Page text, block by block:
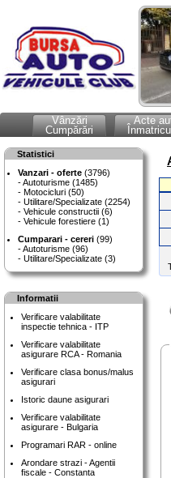
Vânzări
Cumpărări
Acte
Statistici
Vanzari - oferte (3796)
Autoturisme (1485)
Motocicluri (50)
Utilitare/Specializate (2254)
Vehicule constructii (6)
Vehicule forestiere (1)
Cumparari - cereri (99)
Autoturisme (96)
Utilitare/Specializate (3)
Informatii
Verificare valabilitate
inspectie tehnica - ITP
Verificare valabilitate
asigurare RCA - Romania
Verificare clasa bonus/malus
asigurari
Istoric daune asigurari
Verificare valabilitate
asigurare - Bulgaria
Programari RAR - online
Arondare strazi - Agentii
fiscale - Constanta